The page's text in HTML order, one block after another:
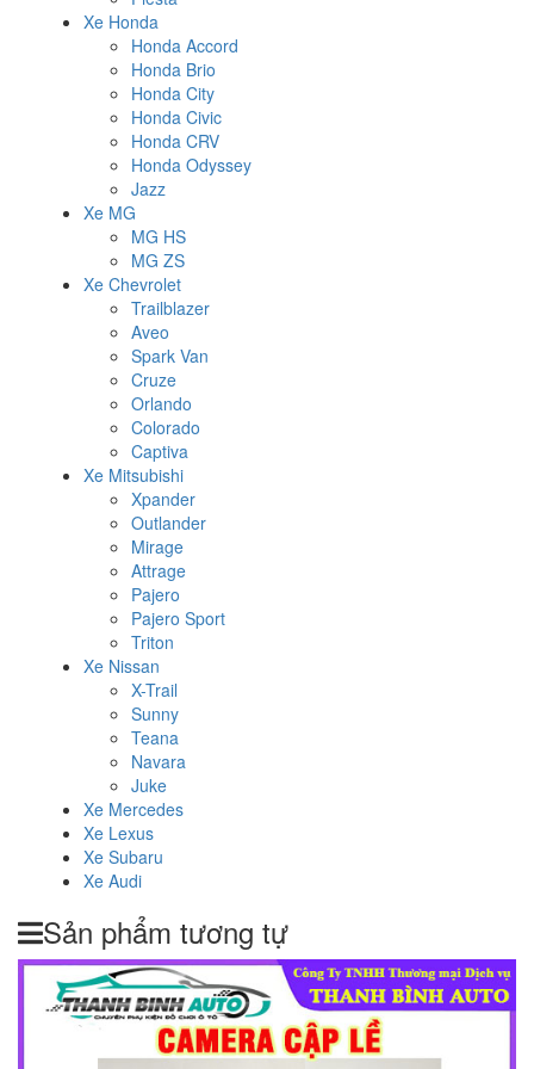
Xe Honda
Honda Accord
Honda Brio
Honda City
Honda Civic
Honda CRV
Honda Odyssey
Jazz
Xe MG
MG HS
MG ZS
Xe Chevrolet
Trailblazer
Aveo
Spark Van
Cruze
Orlando
Colorado
Captiva
Xe Mitsubishi
Xpander
Outlander
Mirage
Attrage
Pajero
Pajero Sport
Triton
Xe Nissan
X-Trail
Sunny
Teana
Navara
Juke
Xe Mercedes
Xe Lexus
Xe Subaru
Xe Audi
Sản phẩm tương tự